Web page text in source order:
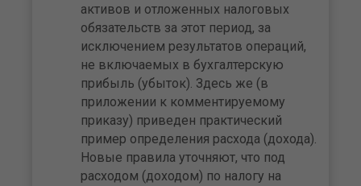
активов и отложенных налоговых
обязательств за этот период, за
исключением результатов операций,
не включаемых в бухгалтерскую
прибыль (убыток). Здесь же (в
приложении к комментируемому
приказу) приведен практический
пример определения расхода (дохода).
Новые правила уточняют, что под
расходом (доходом) по налогу на